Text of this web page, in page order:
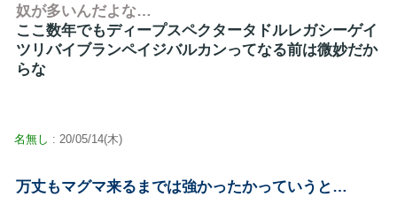
奴が多いんだよな…
ここ数年でもディープスペクタータドルレガシーゲイ
ツリバイブランペイジバルカンってなる前は微妙だか
らな
名無し : 20/05/14(木)
万丈もマグマ来るまでは強かったかっていうと…